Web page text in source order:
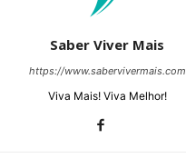
Saber Viver Mais
https://www.sabervivermais.com
Viva Mais! Viva Melhor!